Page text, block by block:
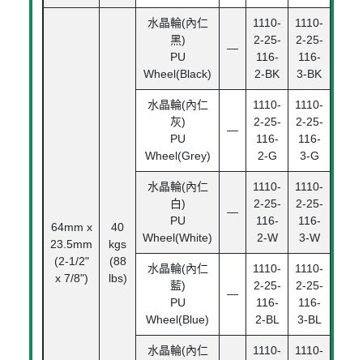
64mm x
23.5mm
(2-1/2"
x 7/8")
40
kgs
(88
lbs)
水晶輪(內仁
黑)
PU
Wheel(Black)
—
1110-
2-25-
116-
2-BK
1110-
2-25-
116-
3-BK
水晶輪(內仁
灰)
PU
Wheel(Grey)
—
1110-
2-25-
116-
2-G
1110-
2-25-
116-
3-G
水晶輪(內仁
白)
PU
Wheel(White)
—
1110-
2-25-
116-
2-W
1110-
2-25-
116-
3-W
水晶輪(內仁
藍)
PU
Wheel(Blue)
—
1110-
2-25-
116-
2-BL
1110-
2-25-
116-
3-BL
水晶輪(內仁
1110-
1110-